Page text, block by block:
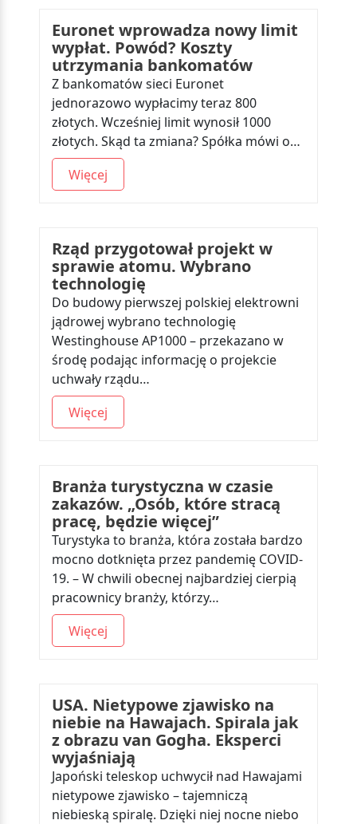
Euronet wprowadza nowy limit
wypłat. Powód? Koszty
utrzymania bankomatów
Z bankomatów sieci Euronet
jednorazowo wypłacimy teraz 800
złotych. Wcześniej limit wynosił 1000
złotych. Skąd ta zmiana? Spółka mówi o…
Więcej
Rząd przygotował projekt w
sprawie atomu. Wybrano
technologię
Do budowy pierwszej polskiej elektrowni
jądrowej wybrano technologię
Westinghouse AP1000 – przekazano w
środę podając informację o projekcie
uchwały rządu…
Więcej
Branża turystyczna w czasie
zakazów. „Osób, które stracą
pracę, będzie więcej”
Turystyka to branża, która została bardzo
mocno dotknięta przez pandemię COVID-
19. – W chwili obecnej najbardziej cierpią
pracownicy branży, którzy…
Więcej
USA. Nietypowe zjawisko na
niebie na Hawajach. Spirala jak
z obrazu van Gogha. Eksperci
wyjaśniają
Japoński teleskop uchwycił nad Hawajami
nietypowe zjawisko – tajemniczą
niebieską spiralę. Dzięki niej nocne niebo